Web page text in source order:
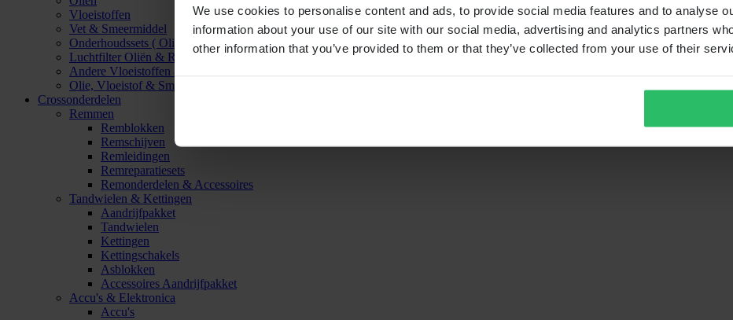
We use cookies to personalise content and ads, to provide social media features and to analyse
information about your use of our site with our social media, advertising and analytics partners
other information that you’ve provided to them or that they’ve collected from your use of their
Vloeistoffen
Vet & Smeermiddel
Onderhoudssets ( Olie & Filter)
Luchtfilter Oliën & Reinigers
Andere Vloeistoffen & Smeermiddelen
Olie, Vloeistof & Smeermiddel Accessoires
Crossonderdelen
Remmen
Remblokken
Remschijven
Remleidingen
Remreparatiesets
Remonderdelen & Accessoires
Tandwielen & Kettingen
Aandrijfpakket
Tandwielen
Kettingen
Kettingschakels
Asblokken
Accessoires Aandrijfpakket
Accu's & Elektronica
Accu's